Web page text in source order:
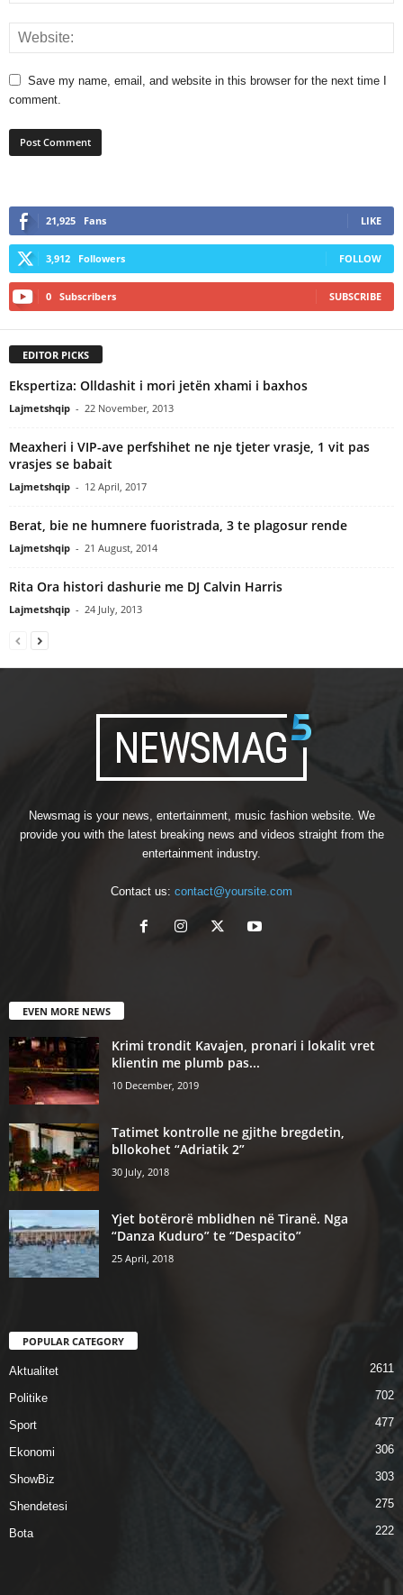
Save my name, email, and website in this browser for the next time I
comment.
21,925 Fans LIKE
3,912 Followers FOLLOW
0 Subscribers SUBSCRIBE
EDITOR PICKS
Ekspertiza: Olldashit i mori jetën xhami i baxhos
Lajmetshqip - 22 November, 2013
Meaxheri i VIP-ave perfshihet ne nje tjeter vrasje, 1 vit pas
vrasjes se babait
Lajmetshqip - 12 April, 2017
Berat, bie ne humnere fuoristrada, 3 te plagosur rende
Lajmetshqip - 21 August, 2014
Rita Ora histori dashurie me DJ Calvin Harris
Lajmetshqip - 24 July, 2013
Newsmag is your news, entertainment, music fashion website. We
provide you with the latest breaking news and videos straight from the
entertainment industry.
Contact us: contact@yoursite.com
EVEN MORE NEWS
Krimi trondit Kavajen, pronari i lokalit vret
klientin me plumb pas...
10 December, 2019
Tatimet kontrolle ne gjithe bregdetin,
bllokohet “Adriatik 2”
30 July, 2018
Yjet botërorë mblidhen në Tiranë. Nga
“Danza Kuduro” te “Despacito”
25 April, 2018
POPULAR CATEGORY
Aktualitet 2611
Politike 702
Sport 477
Ekonomi 306
ShowBiz 303
Shendetesi 275
Bota 222